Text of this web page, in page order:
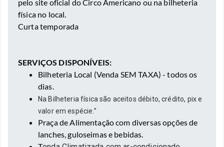
pelo site oficial do Circo Americano ou na bilheteria
física no local.
Curta temporada
SERVIÇOS DISPONÍVEIS:
Bilheteria Local (Venda SEM TAXA) - todos os
dias.
Na Bilheteria física são aceitos débito, crédito, pix e
valor em espécie .”
Praça de Alimentação com diversas opções de
lanches, guloseimas e bebidas.